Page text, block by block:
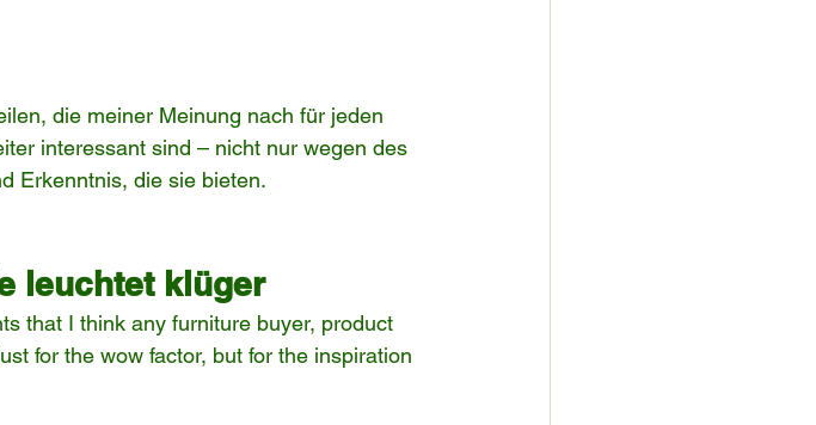
die meiner Meinung nach für jeden
interessant sind – nicht nur wegen des
Erkenntnis, die sie bieten.
leuchtet klüger
that I think any furniture buyer, product
for the wow factor, but for the inspiration